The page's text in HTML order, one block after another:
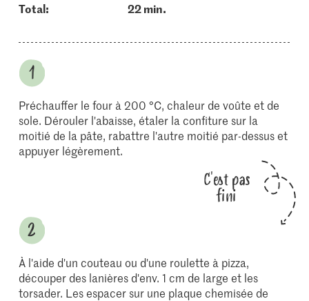
Total: 22 min.
Préchauffer le four à 200 °C, chaleur de voûte et de
sole. Dérouler l'abaisse, étaler la confiture sur la
moitié de la pâte, rabattre l'autre moitié par-dessus et
appuyer légèrement.
C'est pas
fini
À l'aide d'un couteau ou d'une roulette à pizza,
découper des lanières d'env. 1 cm de large et les
torsader. Les espacer sur une plaque chemisée de